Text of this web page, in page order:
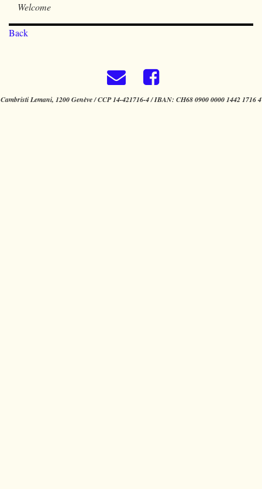
Welcome
Back
Cambristi Lemani, 1200 Genève / CCP 14-421716-4 / IBAN: CH68 0900 0000 1442 1716 4